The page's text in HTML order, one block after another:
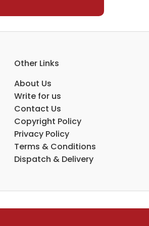
Other Links
About Us
Write for us
Contact Us
Copyright Policy
Privacy Policy
Terms & Conditions
Dispatch & Delivery